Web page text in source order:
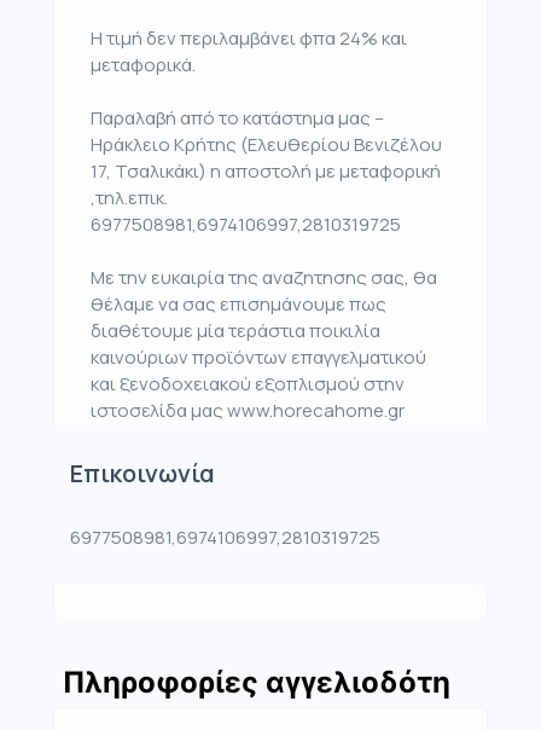
Η τιμή δεν περιλαμβάνει φπα 24% και
μεταφορικά.
Παραλαβή από το κατάστημα μας –
Ηράκλειο Κρήτης (Ελευθερίου Βενιζέλου
17, Τσαλικάκι) η αποστολή με μεταφορική
,τηλ.επικ.
6977508981,6974106997,2810319725
Με την ευκαιρία της αναζητησης σας, θα
θέλαμε να σας επισημάνουμε πως
διαθέτουμε μία τεράστια ποικιλία
καινούριων προϊόντων επαγγελματικού
και ξενοδοχειακού εξοπλισμού στην
ιστοσελίδα μας www.horecahome.gr
Επικοινωνία
6977508981,6974106997,2810319725
Πληροφορίες αγγελιοδότη